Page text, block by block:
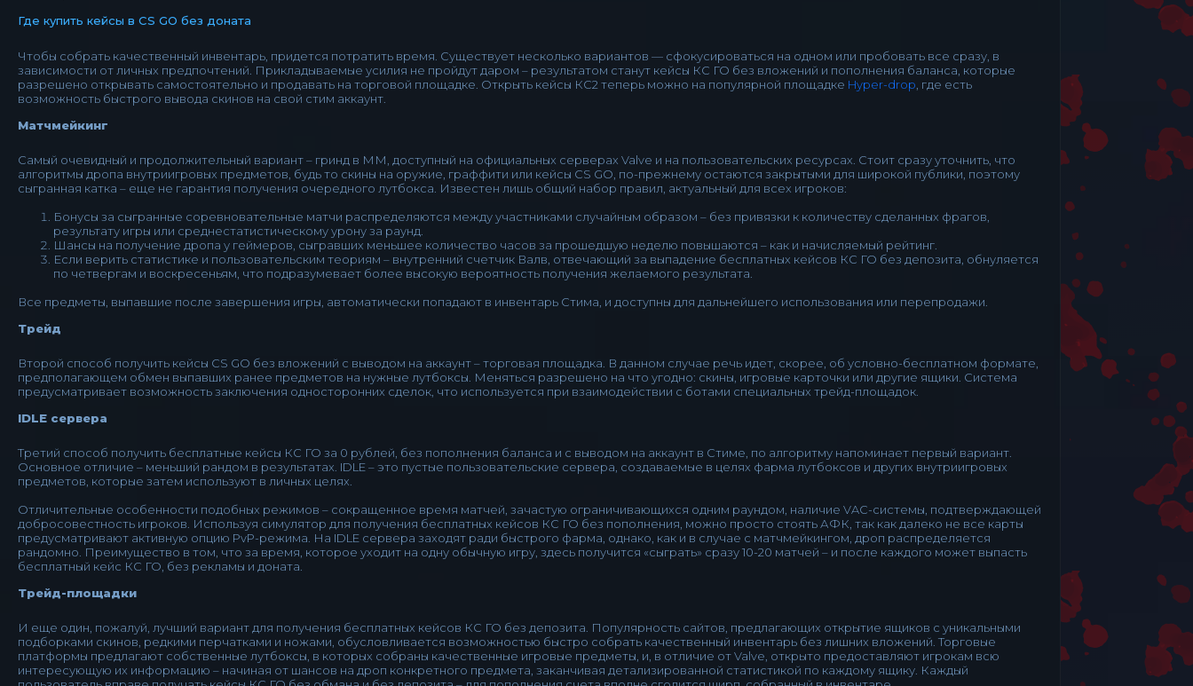
Где купить кейсы в CS GO без доната
Чтобы собрать качественный инвентарь, придется потратить время. Существует несколько вариантов — сфокусироваться на одном или пробовать все сразу, в
зависимости от личных предпочтений. Прикладываемые усилия не пройдут даром – результатом станут кейсы КС ГО без вложений и пополнения баланса, которые
разрешено открывать самостоятельно и продавать на торговой площадке. Открыть кейсы КС2 теперь можно на популярной площадке Hyper-drop , где есть
возможность быстрого вывода скинов на свой стим аккаунт.
Матчмейкинг
Самый очевидный и продолжительный вариант – гринд в ММ, доступный на официальных серверах Valve и на пользовательских ресурсах. Стоит сразу уточнить, что
алгоритмы дропа внутриигровых предметов, будь то скины на оружие, граффити или кейсы CS GO, по-прежнему остаются закрытыми для широкой публики, поэтому
сыгранная катка – еще не гарантия получения очередного лутбокса. Известен лишь общий набор правил, актуальный для всех игроков:
Бонусы за сыгранные соревновательные матчи распределяются между участниками случайным образом – без привязки к количеству сделанных фрагов,
результату игры или среднестатистическому урону за раунд.
Шансы на получение дропа у геймеров, сыгравших меньшее количество часов за прошедшую неделю повышаются – как и начисляемый рейтинг.
Если верить статистике и пользовательским теориям – внутренний счетчик Валв, отвечающий за выпадение бесплатных кейсов КС ГО без депозита, обнуляется
по четвергам и воскресеньям, что подразумевает более высокую вероятность получения желаемого результата.
Все предметы, выпавшие после завершения игры, автоматически попадают в инвентарь Стима, и доступны для дальнейшего использования или перепродажи.
Трейд
Второй способ получить кейсы CS GO без вложений с выводом на аккаунт – торговая площадка. В данном случае речь идет, скорее, об условно-бесплатном формате,
предполагающем обмен выпавших ранее предметов на нужные лутбоксы. Меняться разрешено на что угодно: скины, игровые карточки или другие ящики. Система
предусматривает возможность заключения односторонних сделок, что используется при взаимодействии с ботами специальных трейд-площадок.
IDLE сервера
Третий способ получить бесплатные кейсы КС ГО за 0 рублей, без пополнения баланса и с выводом на аккаунт в Стиме, по алгоритму напоминает первый вариант.
Основное отличие – меньший рандом в результатах. IDLE – это пустые пользовательские сервера, создаваемые в целях фарма лутбоксов и других внутриигровых
предметов, которые затем используют в личных целях.
Отличительные особенности подобных режимов – сокращенное время матчей, зачастую ограничивающихся одним раундом, наличие VAC-системы, подтверждающей
добросовестность игроков. Используя симулятор для получения бесплатных кейсов КС ГО без пополнения, можно просто стоять АФК, так как далеко не все карты
предусматривают активную опцию PvP-режима. На IDLE сервера заходят ради быстрого фарма, однако, как и в случае с матчмейкингом, дроп распределяется
рандомно. Преимущество в том, что за время, которое уходит на одну обычную игру, здесь получится «сыграть» сразу 10-20 матчей – и после каждого может выпасть
бесплатный кейс КС ГО, без рекламы и доната.
Трейд-площадки
И еще один, пожалуй, лучший вариант для получения бесплатных кейсов КС ГО без депозита. Популярность сайтов, предлагающих открытие ящиков с уникальными
подборками скинов, редкими перчатками и ножами, обусловливается возможностью быстро собрать качественный инвентарь без лишних вложений. Торговые
платформы предлагают собственные лутбоксы, в которых собраны качественные игровые предметы, и, в отличие от Valve, открыто предоставляют игрокам всю
интересующую их информацию – начиная от шансов на дроп конкретного предмета, заканчивая детализированной статистикой по каждому ящику. Каждый